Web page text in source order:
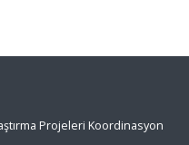
Projeleri Koordinasyon